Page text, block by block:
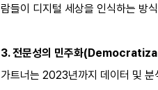
람들이 디지털 세상을 인식하는 방
3. 전문성의 민주화
가트너는 2023년까지 데이터 및 분